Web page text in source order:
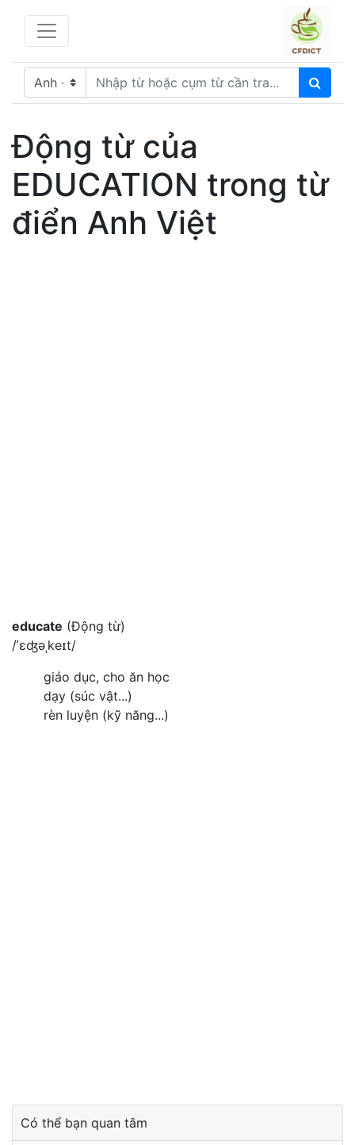
Động từ của
EDUCATION trong từ
điển Anh Việt
educate (Động từ)
/ˈɛʤəˌkeɪt/
giáo dục, cho ăn học
dạy (súc vật...)
rèn luyện (kỹ năng...)
Có thể bạn quan tâm